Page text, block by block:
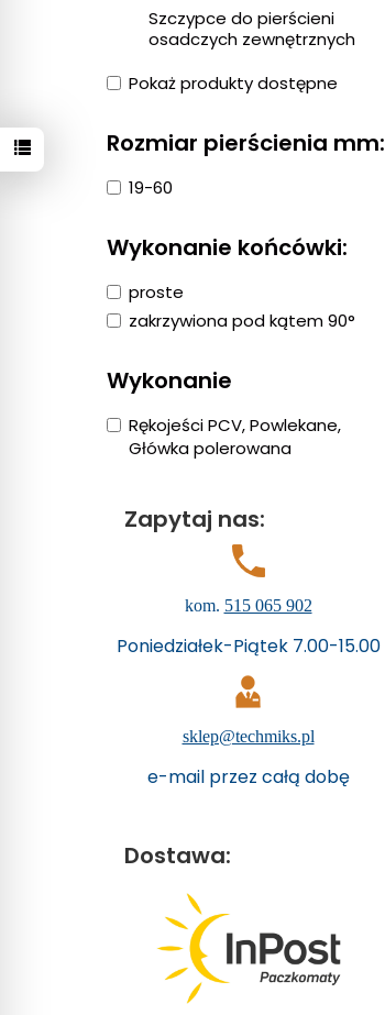
Szczypce do pierścieni
osadczych zewnętrznych
Pokaż produkty dostępne
Rozmiar pierścienia mm:
19-60
Wykonanie końcówki:
proste
zakrzywiona pod kątem 90°
Wykonanie
Rękojeści PCV, Powlekane,
Główka polerowana
Zapytaj nas:
kom. 515 065 902
Poniedziałek-Piątek 7.00-15.00
sklep@techmiks.pl
e-mail przez całą dobę
Dostawa: